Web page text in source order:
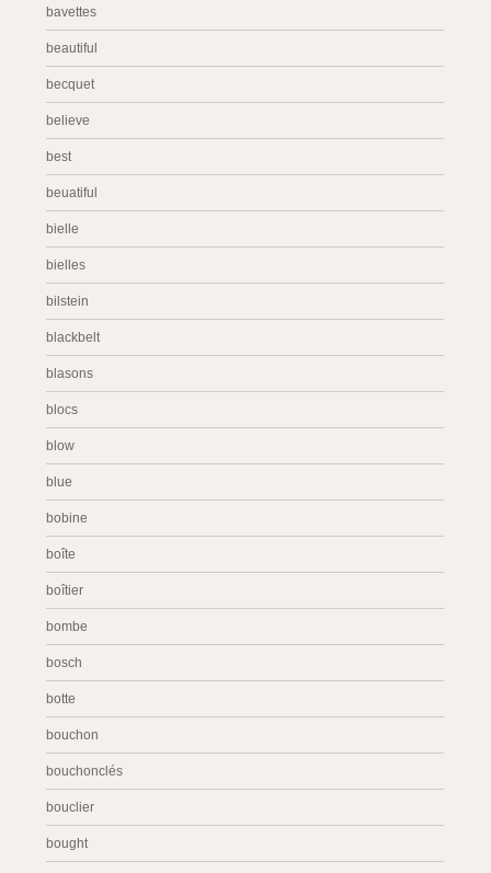
bavettes
beautiful
becquet
believe
best
beuatiful
bielle
bielles
bilstein
blackbelt
blasons
blocs
blow
blue
bobine
boîte
boîtier
bombe
bosch
botte
bouchon
bouchonclés
bouclier
bought